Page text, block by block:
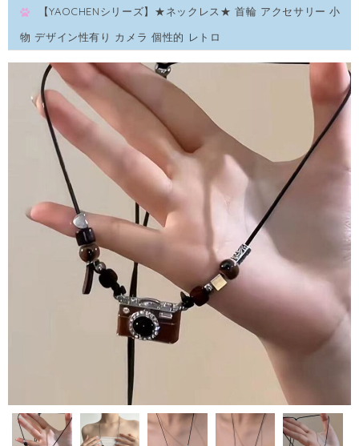
【YAOCHENシリーズ】★ネックレス★ 首輪 アクセサリー 小
物 デザイン性有り カメラ 個性的 レトロ